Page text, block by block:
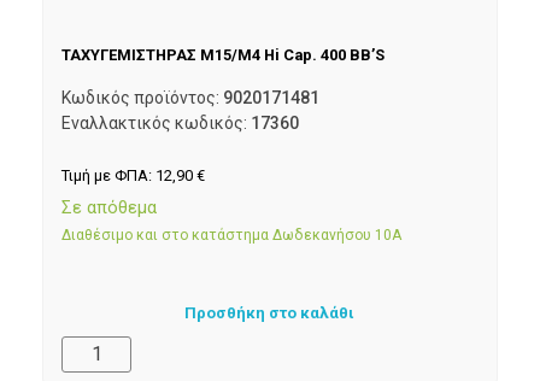
ΤΑΧΥΓΕΜΙΣΤΗΡΑΣ M15/M4 Hi Cap. 400 BB’S
Κωδικός προϊόντος: 9020171481
Εναλλακτικός κωδικός: 17360
Τιμή με ΦΠΑ: 12,90 €
Σε απόθεμα
Διαθέσιμο και στο κατάστημα Δωδεκανήσου 10Α
Προσθήκη στο καλάθι